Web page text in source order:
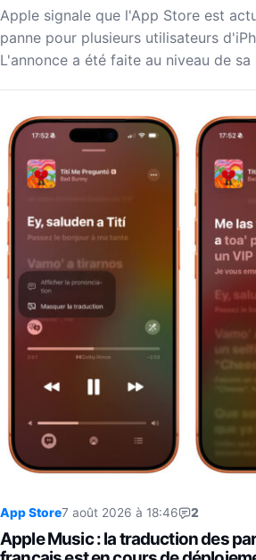
Apple signale que l'App Store est
panne pour plusieurs utilisateurs
L'annonce a été faite au niveau de
App Store7 août 2026 à 18:46 2
Apple Music : la traduction des